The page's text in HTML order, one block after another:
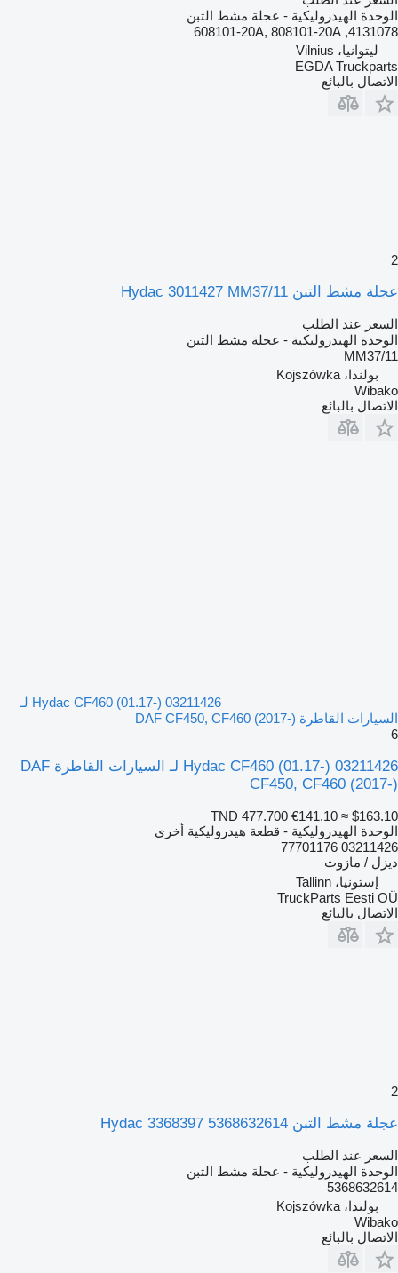
الوحدة الهيدروليكية - عجلة مشط التبن
4131078, 608101-20A, 808101-20A
ليتوانيا، Vilnius
EGDA Truckparts
الاتصال بالبائع
2
عجلة مشط التبن Hydac 3011427 MM37/11
السعر عند الطلب
الوحدة الهيدروليكية - عجلة مشط التبن
MM37/11
بولندا، Kojszówka
Wibako
الاتصال بالبائع
Hydac CF460 (01.17-) 03211426 لـ
السيارات القاطرة DAF CF450, CF460 (2017-)
6
Hydac CF460 (01.17-) 03211426 لـ السيارات القاطرة DAF
CF450, CF460 (2017-)
TND 477.700 €141.10 ≈ $163.10
الوحدة الهيدروليكية - قطعة هيدروليكية أخرى
03211426 77701176
ديزل / مازوت
إستونيا، Tallinn
TruckParts Eesti OÜ
الاتصال بالبائع
2
عجلة مشط التبن Hydac 3368397 5368632614
السعر عند الطلب
الوحدة الهيدروليكية - عجلة مشط التبن
5368632614
بولندا، Kojszówka
Wibako
الاتصال بالبائع